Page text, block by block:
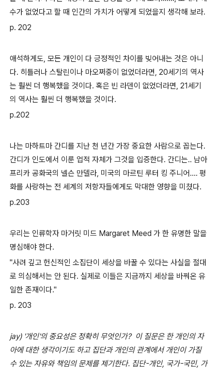
수가 없었다고 할 때 인간의 가치가 어떻게 되었을지 생각해 보라.
p. 202
애석하게도, 모든 개인이 다 긍정적인 차이를 빚어내는 것은 아니
다. 히틀러나 스탈린이나 마오쩌중이 없었더라면, 20세기의 역사
는 훨씬 더 행복했을 것이다. 혹은 빈 라덴이 없었더라면, 21세기
의 역사는 훨씬 더 행복했을 것이다.
p.202
나는 마하트마 간디를 지난 천 년간 가장 중요한 사람으로 꼽는다.
간디가 인도에서 이룬 업적 자체가 그것을 입증한다. 간디는.. 남아
프리카 공화국의 넬슨 만델라, 미국의 마르틴 루터 킹 주니어.... 평
화를 사랑하는 전 세계의 저항자들에게도 막대한 영향을 미쳤다.
p.203
우리는 인류학자 마거릿 미드 Margaret Meed 가 한 유명한 말을
명심해야 한다.
"사려 깊고 헌신적인 소집단이 세상을 바꿀 수 있다는 사실을 절대
로 의심해서는 안 된다. 실제로 이들은 지금까지 세상을 바꿔온 유
일한 존재이다."
p. 203
jay) '개인'의 중요성은 정확히 무엇인가? 이 질문은 한 개인의 자
아에 대한 생각이기도 하고 집단과 개인의 관계에서 개인이 가질
수 있는 자유와 책임의 문제를 제기한다. 집단-개인, 국가-국민, 가